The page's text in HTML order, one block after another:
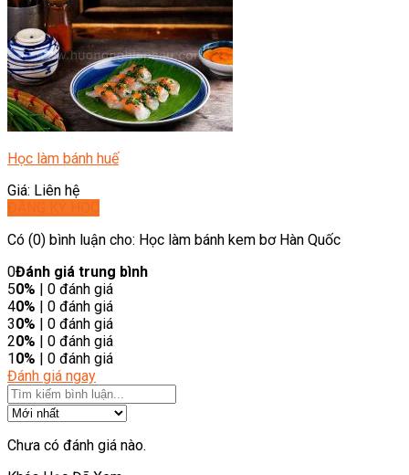
Học làm bánh huế
Giá: Liên hệ
Có (0) bình luận cho: Học làm bánh kem bơ Hàn Quốc
0Đánh giá trung bình
50% | 0 đánh giá
40% | 0 đánh giá
30% | 0 đánh giá
20% | 0 đánh giá
10% | 0 đánh giá
Đánh giá ngay
Chưa có đánh giá nào.